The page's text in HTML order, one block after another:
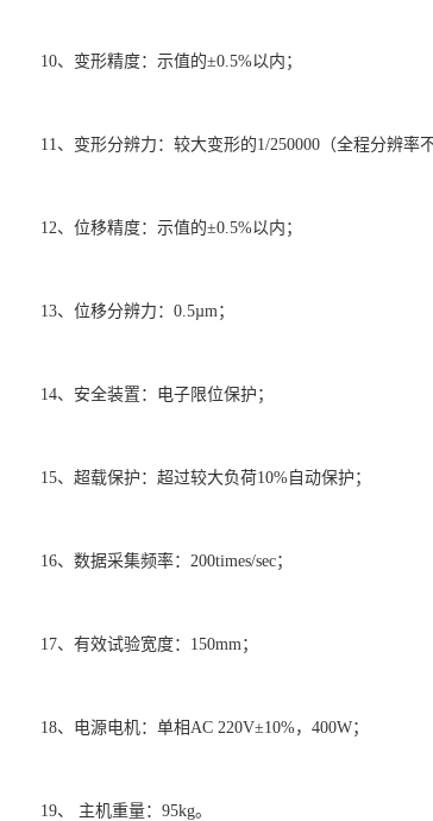
10、变形精度：示值的±0.5%以内；
11、变形分辨力：较大变形的1/250000（全程分辨率
12、位移精度：示值的±0.5%以内；
13、位移分辨力：0.5µm；
14、安全装置：电子限位保护；
15、超载保护：超过较大负荷10%自动保护；
16、数据采集频率：200times/sec；
17、有效试验宽度：150mm；
18、电源电机：单相AC 220V±10%，400W；
19、 主机重量：95kg。